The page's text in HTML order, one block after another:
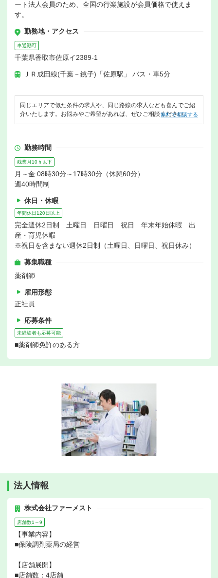
ート法人会員のため、全国の行楽施設が会員価格で使えま
す。
勤務地・アクセス
車通勤可
千葉県香取市佐原イ2389-1
ＪＲ成田線(千葉－銚子)「佐原駅」 バス・車5分
同じエリアで似た条件の求人や、同じ路線の求人なども喜んでご紹
介いたします。お悩みやご希望があれば、ぜひご相談ください。
無料で相談する
勤務時間
残業月10ｈ以下
月～金:08時30分～17時30分（休憩60分）
週40時間制
休日・休暇
年間休日120日以上
完全週休2日制 土曜日 日曜日 祝日 年末年始休暇 出
産・育児休暇
※祝日を含まない週休2日制（土曜日、日曜日、祝日休み）
募集職種
薬剤師
雇用形態
正社員
応募条件
未経験者も応募可能
■薬剤師免許のある方
法人情報
株式会社ファーメスト
店舗数1～9
【事業内容】
■保険調剤薬局の経営
【店舗展開】
■店舗数：4店舗